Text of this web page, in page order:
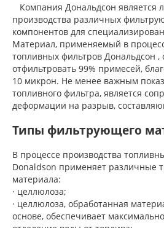
Компания Дональдсон является
производства различных
компонентов для
Материал, применяемый в
топливных фильтров Дональдсон ,
отфильтровать 99% примесей,
10 микрон. Не менее важным
топливного фильтра, является
деформации на разрыв,
Типы фильтрующего
В процессе производства
Donaldson применяет различные
материала:
· целлюлоза;
· целлюлоза, обработанная
основе, обеспечивает